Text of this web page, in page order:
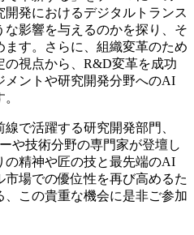
発におけるデジタルトランス
影響を与えるのかを探り、そ
す。さらに、組織変革のため
視点から、R&D変革を成功
メントや研究開発分野へのAI
で活躍する研究開発部門、
や技術分野の専門家が登壇し
の精神や匠の技と最先端のAI
場での優位性を再び高めるた
この貴重な機会に是非ご参加